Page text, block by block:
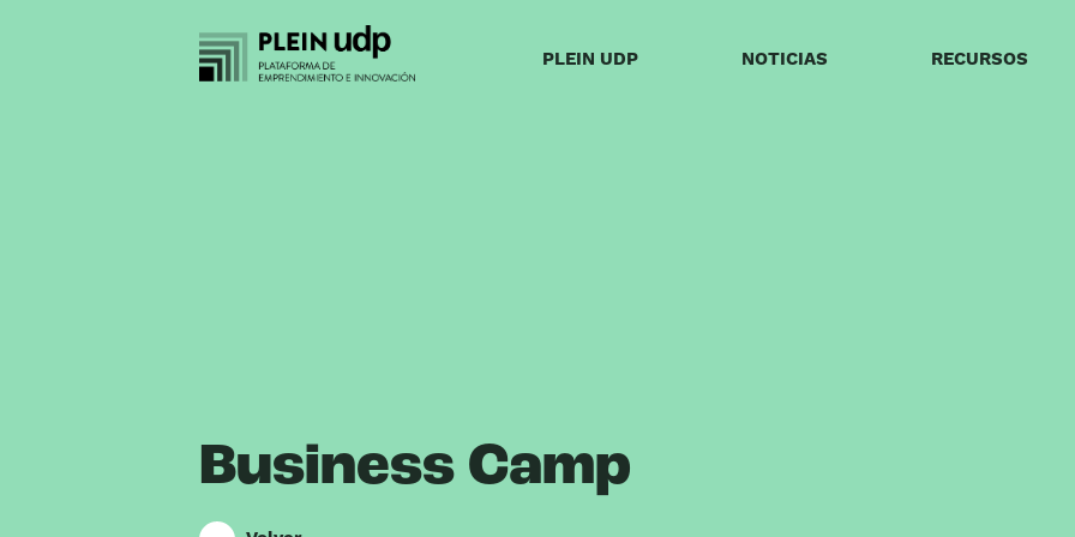
PLEIN UDP NOTICIAS RECURSOS
Business Camp